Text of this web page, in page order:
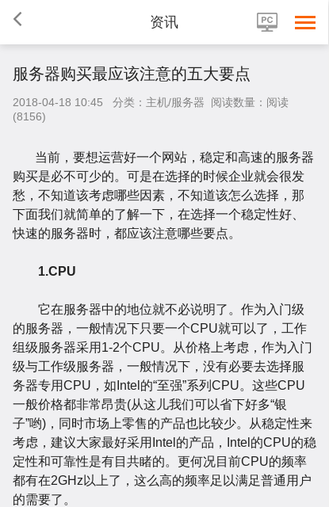
资讯
服务器购买最应该注意的五大要点
2018-04-18 10:45 分类：主机/服务器 阅读数量：阅读
(8156)
当前，要想运营好一个网站，稳定和高速的服务器
购买是必不可少的。可是在选择的时候企业就会很发
愁，不知道该考虑哪些因素，不知道该怎么选择，那
下面我们就简单的了解一下，在选择一个稳定性好、
快速的服务器时，都应该注意哪些要点。
1.CPU
它在服务器中的地位就不必说明了。作为入门级
的服务器，一般情况下只要一个CPU就可以了，工作
组级服务器采用1-2个CPU。从价格上考虑，作为入门
级与工作级服务器，一般情况下，没有必要去选择服
务器专用CPU，如Intel的“至强”系列CPU。这些CPU
一般价格都非常昂贵(从这儿我们可以省下好多“银
子”哟)，同时市场上零售的产品也比较少。从稳定性来
考虑，建议大家最好采用Intel的产品，Intel的CPU的稳
定性和可靠性是有目共睹的。更何况目前CPU的频率
都有在2GHz以上了，这么高的频率足以满足普通用户
的需要了。